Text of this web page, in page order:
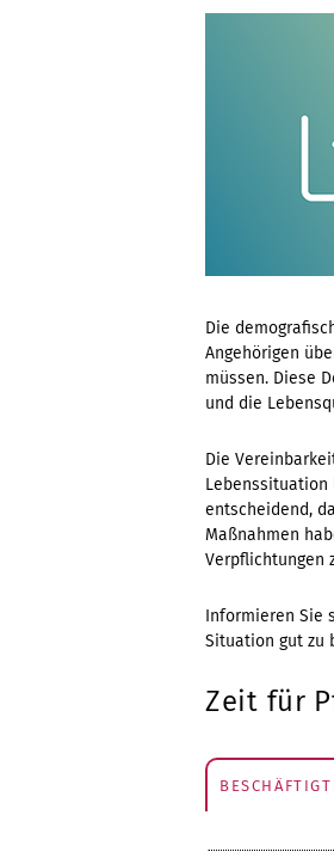
Die
Angehörigen
müssen. Diese
und die
Die
Lebenssituation
entscheidend,
Maßnahmen
Verpflichtungen
Informieren Sie
Situation gut zu
Zeit für